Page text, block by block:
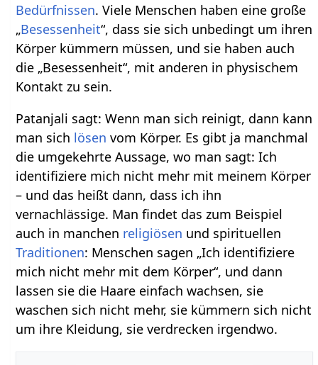
Bedürfnissen. Viele Menschen haben eine große
„Besessenheit“, dass sie sich unbedingt um ihren
Körper kümmern müssen, und sie haben auch
die „Besessenheit“, mit anderen in physischem
Kontakt zu sein.
Patanjali sagt: Wenn man sich reinigt, dann kann
man sich lösen vom Körper. Es gibt ja manchmal
die umgekehrte Aussage, wo man sagt: Ich
identifiziere mich nicht mehr mit meinem Körper
– und das heißt dann, dass ich ihn
vernachlässige. Man findet das zum Beispiel
auch in manchen religiösen und spirituellen
Traditionen: Menschen sagen „Ich identifiziere
mich nicht mehr mit dem Körper“, und dann
lassen sie die Haare einfach wachsen, sie
waschen sich nicht mehr, sie kümmern sich nicht
um ihre Kleidung, sie verdrecken irgendwo.